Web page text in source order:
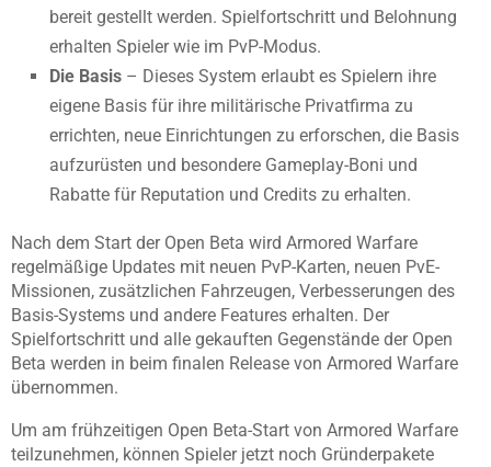
bereit gestellt werden. Spielfortschritt und Belohnung
erhalten Spieler wie im PvP-Modus.
Die Basis – Dieses System erlaubt es Spielern ihre
eigene Basis für ihre militärische Privatfirma zu
errichten, neue Einrichtungen zu erforschen, die Basis
aufzurüsten und besondere Gameplay-Boni und
Rabatte für Reputation und Credits zu erhalten.
Nach dem Start der Open Beta wird Armored Warfare
regelmäßige Updates mit neuen PvP-Karten, neuen PvE-
Missionen, zusätzlichen Fahrzeugen, Verbesserungen des
Basis-Systems und andere Features erhalten. Der
Spielfortschritt und alle gekauften Gegenstände der Open
Beta werden in beim finalen Release von Armored Warfare
übernommen.
Um am frühzeitigen Open Beta-Start von Armored Warfare
teilzunehmen, können Spieler jetzt noch Gründerpakete